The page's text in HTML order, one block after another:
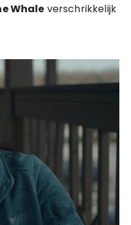
Whale verschrikkelijk